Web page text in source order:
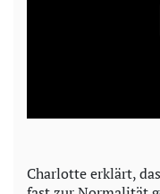
Charlotte erklärt,